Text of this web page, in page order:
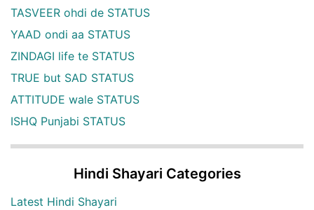
TASVEER ohdi de STATUS
YAAD ondi aa STATUS
ZINDAGI life te STATUS
TRUE but SAD STATUS
ATTITUDE wale STATUS
ISHQ Punjabi STATUS
Hindi Shayari Categories
Latest Hindi Shayari